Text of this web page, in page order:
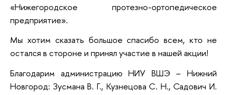
«Нижегородское протезно-ортопедическое
предприятие».
Мы хотим сказать большое спасибо всем, кто не
остался в стороне и принял участие в нашей акции!
Благодарим администрацию НИУ ВШЭ – Нижний
Новгород: Зусмана В. Г., Кузнецова С. Н., Садович И.